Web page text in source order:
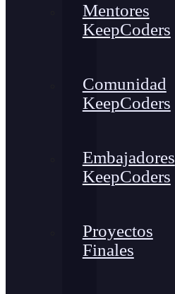
Mentores
KeepCoders
Comunidad
KeepCoders
Embajadores
KeepCoders
Proyectos
Finales